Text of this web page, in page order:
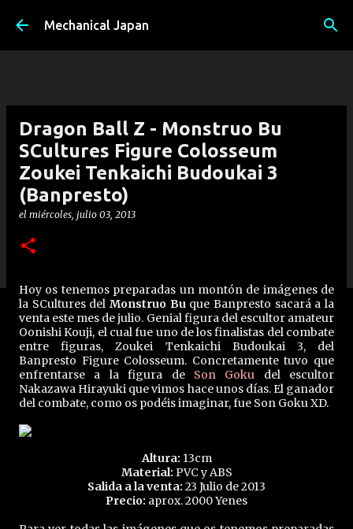
Ir al contenido principal
Mechanical Japan
Dragon Ball Z - Monstruo Bu
SCultures Figure Colosseum
Zoukei Tenkaichi Budoukai 3
(Banpresto)
el miércoles, julio 03, 2013
Hoy os tenemos preparadas un montón de imágenes de
la SCultures del Monstruo Buque Banpresto sacará a la
venta este mes de julio. Genial figura del escultor amateur
Oonishi Kouji, el cual fue uno de los finalistas del combate
entre figuras, Zoukei Tenkaichi Budoukai 3, del
Banpresto Figure Colosseum. Concretamente tuvo que
enfrentarse a la figura de Son Goku del escultor
Nakazawa Hirayuki que vimos hace unos días. El ganador
del combate, como os podéis imaginar, fue Son Goku XD.
Altura: 13cm
Material: PVC y ABS
Salida a la venta: 23 Julio de 2013
Precio: aprox. 2000 Yenes